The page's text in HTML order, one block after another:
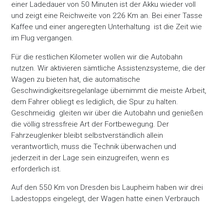
einer Ladedauer von 50 Minuten ist der Akku wieder voll
und zeigt eine Reichweite von 226 Km an. Bei einer Tasse
Kaffee und einer angeregten Unterhaltung ist die Zeit wie
im Flug vergangen.
Für die restlichen Kilometer wollen wir die Autobahn
nutzen. Wir aktivieren sämtliche Assistenzsysteme, die der
Wagen zu bieten hat, die automatische
Geschwindigkeitsregelanlage übernimmt die meiste Arbeit,
dem Fahrer obliegt es lediglich, die Spur zu halten.
Geschmeidig gleiten wir über die Autobahn und genießen
die völlig stressfreie Art der Fortbewegung. Der
Fahrzeuglenker bleibt selbstverständlich allein
verantwortlich, muss die Technik überwachen und
jederzeit in der Lage sein einzugreifen, wenn es
erforderlich ist.
Auf den 550 Km von Dresden bis Laupheim haben wir drei
Ladestopps eingelegt, der Wagen hatte einen Verbrauch